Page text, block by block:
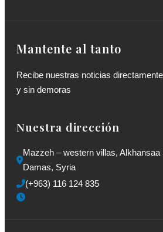
Mantente al tanto
Recibe nuestras noticias
y sin demoras
Nuestra dirección
Mazzeh – western villas, Alkhansaa
Damas, Syria
(+963) 116 124 835